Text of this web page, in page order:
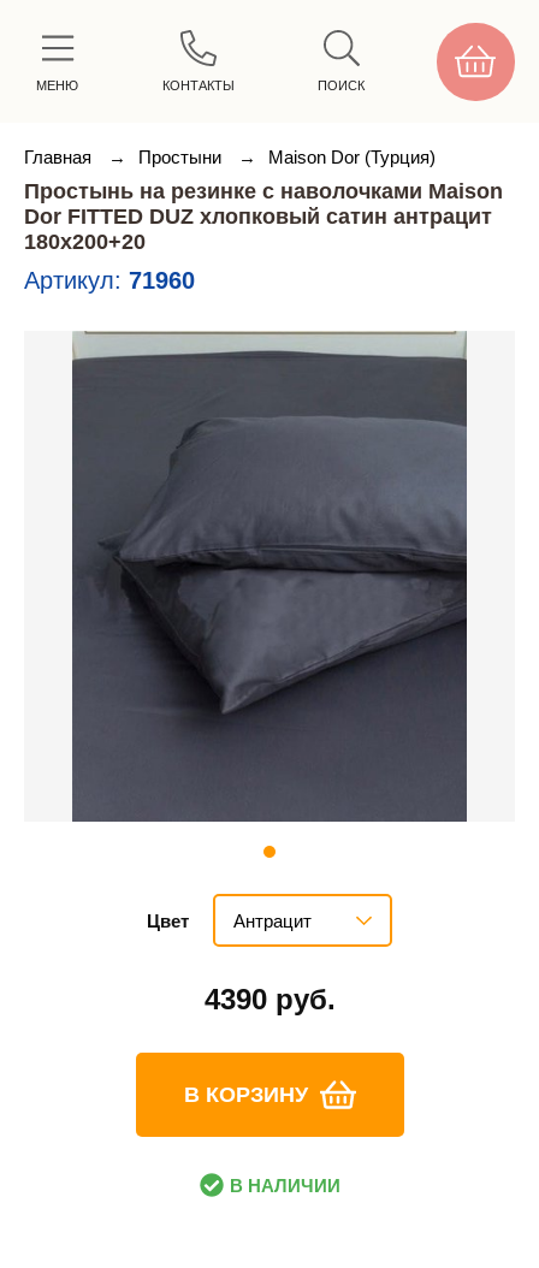
МЕНЮ КОНТАКТЫ ПОИСК
Главная → Простыни → Maison Dor (Турция)
Простынь на резинке с наволочками Maison
Dor FITTED DUZ хлопковый сатин антрацит
180х200+20
Артикул: 71960
Цвет Антрацит
4390 руб.
В КОРЗИНУ
В НАЛИЧИИ